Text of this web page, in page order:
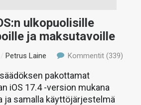
ulkopuolisille
ja maksutavoille
/Petrus Laine Kommentit (339)
pakottamat
iOS 17.4 -version mukana
ja samalla käyttöjärjestelmä